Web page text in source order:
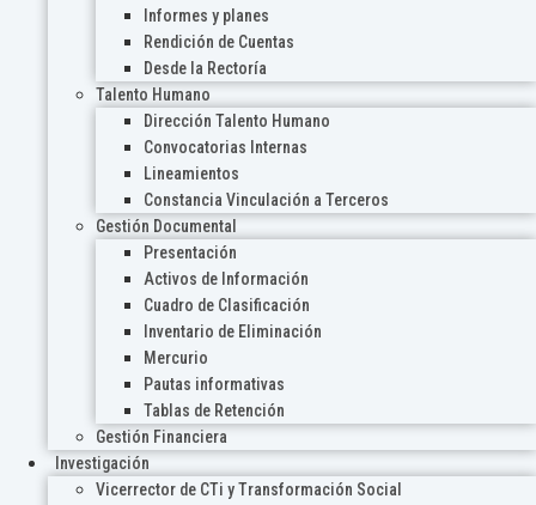
Informes y planes
Rendición de Cuentas
Desde la Rectoría
Talento Humano
Dirección Talento Humano
Convocatorias Internas
Lineamientos
Constancia Vinculación a Terceros
Gestión Documental
Presentación
Activos de Información
Cuadro de Clasificación
Inventario de Eliminación
Mercurio
Pautas informativas
Tablas de Retención
Gestión Financiera
Investigación
Vicerrector de CTi y Transformación Social